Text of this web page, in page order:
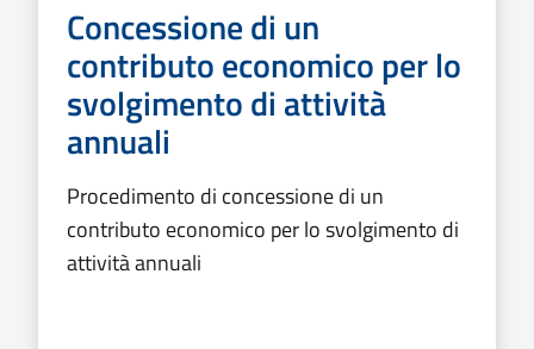
Concessione di un
contributo economico per lo
svolgimento di attività
annuali
Procedimento di concessione di un
contributo economico per lo svolgimento di
attività annuali